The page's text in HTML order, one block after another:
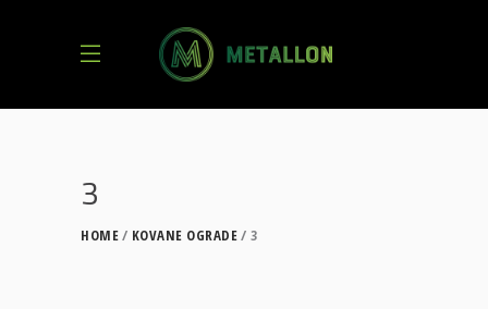
3
HOME KOVANE OGRADE 3